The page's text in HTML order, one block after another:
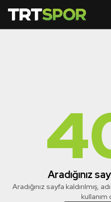
Aradığınız
Aradığınız sayfa kaldırılmış,
kullanım